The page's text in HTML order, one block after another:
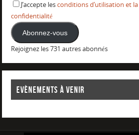
J’accepte lesconditions d’utilisation et
confidentialité
Abonnez-vous
Rejoignez les 731 autres abonnés
EVÈNEMENTS À VENIR